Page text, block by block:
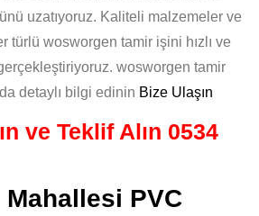
uzatıyoruz. Kaliteli malzemeler ve
türlü wosworgen tamir işini hızlı ve
wosworgen tamir
detaylı bilgi edinin Bize Ulaşın
ve Teklif Alın 0534
PVC